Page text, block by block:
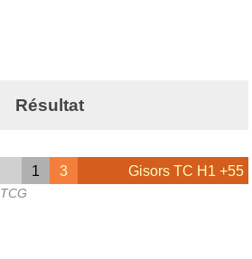
Résultat
1 3 Gisors TC H1 +55